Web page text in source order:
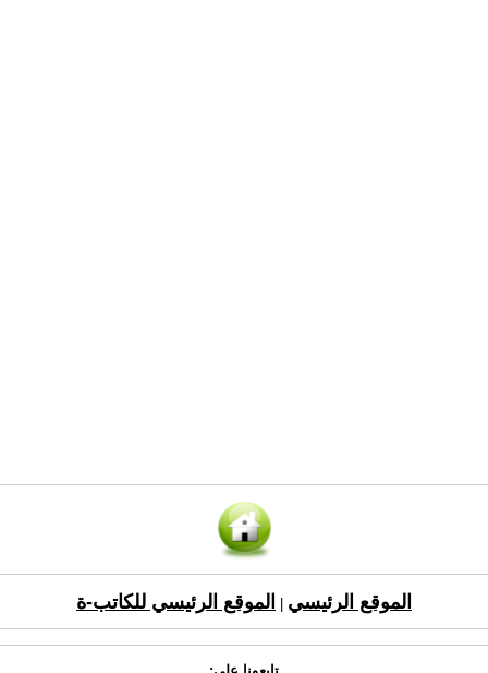
الموقع الرئيسي الموقع الرئيسي للكاتب-ة